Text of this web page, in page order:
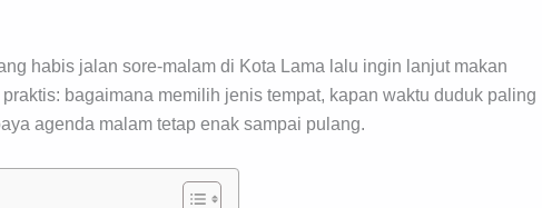
habis jalan sore-malam di Kota Lama lalu ingin lanjut makan
bagaimana memilih jenis tempat, kapan waktu duduk paling
agenda malam tetap enak sampai pulang.